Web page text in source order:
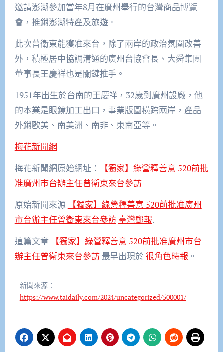
邀請澎湖參加當年8月在廣州舉行的台灣商品博覽
會，推銷澎湖特產及旅遊。
此次曾衛東能獲准來台，除了兩岸的政治氛圍改善
外，積極居中協調溝通的廣州台協會長、大舜集團
董事長王慶祥也是關鍵推手。
1951年出生於台南的王慶祥，32歲到廣州設廠，他
的本業是眼鏡加工出口，事業版圖橫跨兩岸，產品
外銷歐美、南美洲、南非、東南亞等。
梅花新聞網
梅花新聞網原始網址：
【獨家】綠營釋善意 520前批
准廣州市台辦主任曾衛東來台參訪
原始新聞來源
【獨家】綠營釋善意 520前批准廣州
市台辦主任曾衛東來台參訪 臺灣郵報.
這篇文章
【獨家】綠營釋善意 520前批准廣州市台
辦主任曾衛東來台參訪最早出現於很角色時報 。
新聞來源：
https://www.taidaily.com/2024/uncategorized/500001/